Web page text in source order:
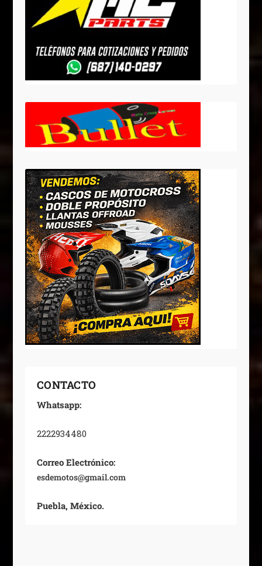
CONTACTO
Whatsapp:
2222934480
Correo Electrónico:
esdemotos@gmail.com
Puebla, México.